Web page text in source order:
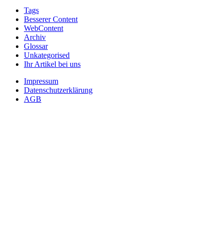
Tags
Besserer Content
WebContent
Archiv
Glossar
Unkategorised
Ihr Artikel bei uns
Impressum
Datenschutzerklärung
AGB